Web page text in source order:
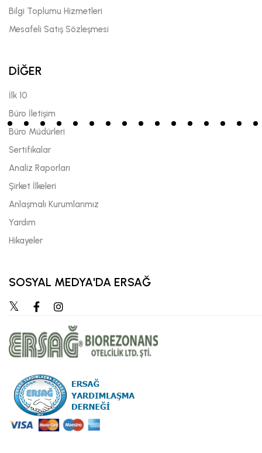
Bilgi Toplumu Hizmetleri
Mesafeli Satış Sözleşmesi
DİĞER
İlk 10
Büro İletişim
Büro Müdürleri
Sertifikalar
Analiz Raporları
Şirket İlkeleri
Anlaşmalı Kurumlarımız
Yardım
Hikayeler
SOSYAL MEDYA'DA ERSAĞ